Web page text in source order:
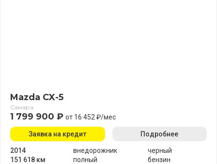
Mazda CX-5
Самара
1 799 900 ₽ от 16 452 ₽/мес
2014
151 618 км
внедорожник
полный
черный
бензин
Заявка на кредит Подробнее